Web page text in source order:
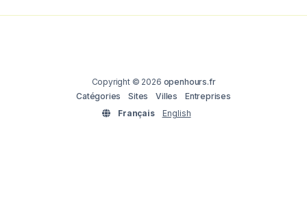
Copyright © 2026 openhours.fr
Catégories
Sites Villes
Entreprises
Français
English